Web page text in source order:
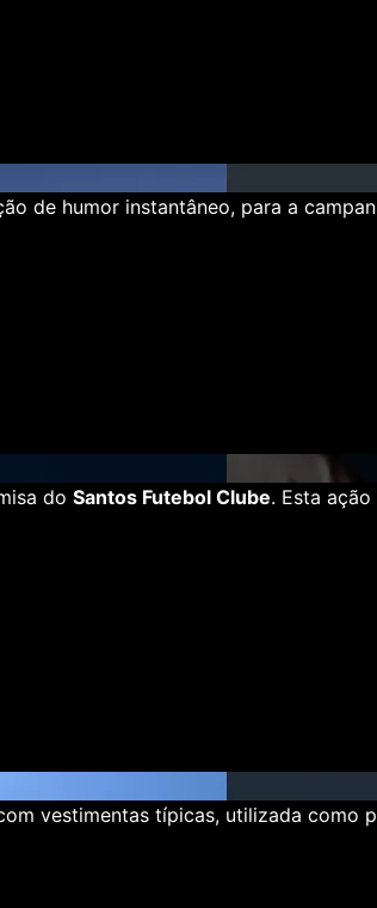
de humor instantâneo, para a
do Santos Futebol Clube. Esta
vestimentas típicas, utilizada como